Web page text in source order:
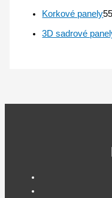
Korkové panely5
3D sadrové